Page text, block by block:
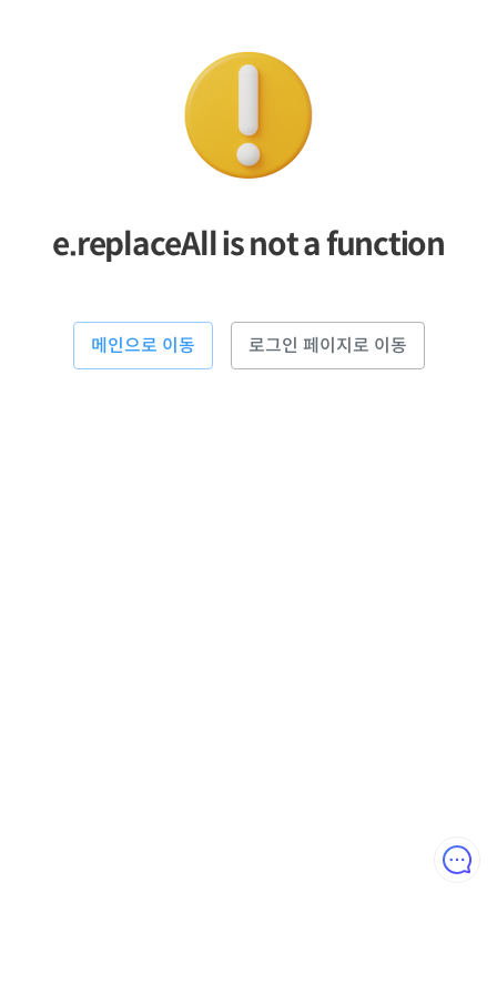
e.replaceAll is not a function
메인으로 이동 로그인 페이지로 이동